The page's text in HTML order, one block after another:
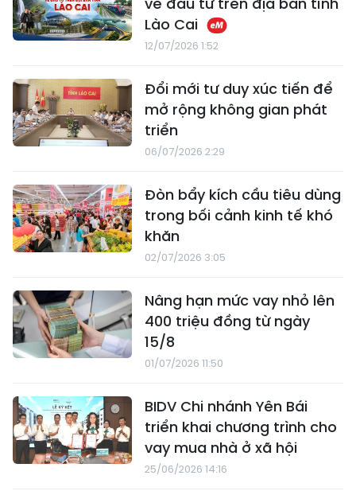
Lào Cai
12/07/2026 1:52
Đổi mới tư duy xúc tiến để
mở rộng không gian phát
triển
06/07/2026 2:29
Đòn bẩy kích cầu tiêu dùng
trong bối cảnh kinh tế khó
khăn
02/07/2026 3:05
Nâng hạn mức vay nhỏ lên
400 triệu đồng từ ngày
15/8
01/07/2026 11:50
BIDV Chi nhánh Yên Bái
triển khai chương trình cho
vay mua nhà ở xã hội
25/06/2026 14:16